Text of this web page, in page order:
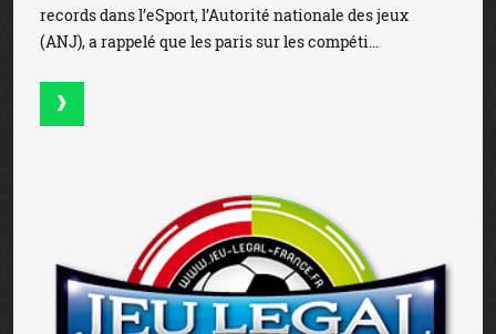
records dans l’eSport, l’Autorité nationale des jeux
(ANJ), a rappelé que les paris sur les compéti...